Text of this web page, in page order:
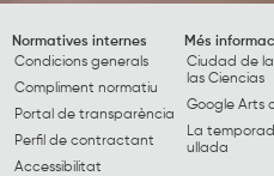
Normatives internes
Condicions generals
Compliment normatiu
Portal de transparència
Perfil de contractant
Accessibilitat
Més
Ciudad de
las Ciencias
Google Arts
La
ullada